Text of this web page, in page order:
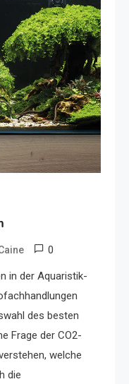
0
in der Aquaristik-
des besten
Frage der CO2-
welche
die